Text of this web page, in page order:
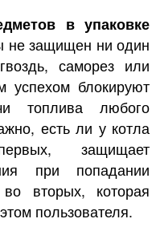
в упаковке
не защищен ни один
саморез или
успехом блокируют
топлива любого
есть ли у котла
защищает
при попадании
вторых, которая
пользователя.